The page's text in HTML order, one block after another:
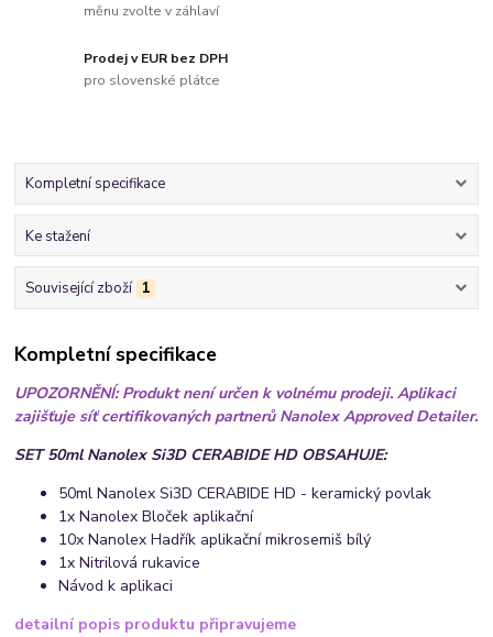
měnu zvolte v záhlaví
Prodej v EUR bez DPH
pro slovenské plátce
Kompletní specifikace
Ke stažení
Související zboží 1
Kompletní specifikace
UPOZORNĚNÍ: Produkt není určen k volnému prodeji. Aplikaci
zajišťuje síť certifikovaných partnerů Nanolex Approved Detailer.
SET 50ml Nanolex Si3D CERABIDE HD OBSAHUJE:
50ml Nanolex Si3D CERABIDE HD - keramický povlak
1x Nanolex Bloček aplikační
10x Nanolex Hadřík aplikační mikrosemiš bílý
1x Nitrilová rukavice
Návod k aplikaci
detailní popis produktu připravujeme